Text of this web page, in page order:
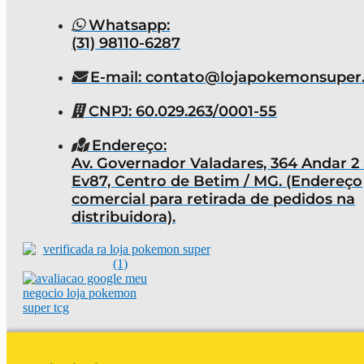
Whatsapp:
(31) 98110-6287
E-mail:
CNPJ: 60.029.263/0001-55
Endereço:
Av. Governador Valadares, 364 Andar 2
Ev87, Centro de Betim / MG. (Endereço
comercial para retirada de pedidos na
distribuidora).